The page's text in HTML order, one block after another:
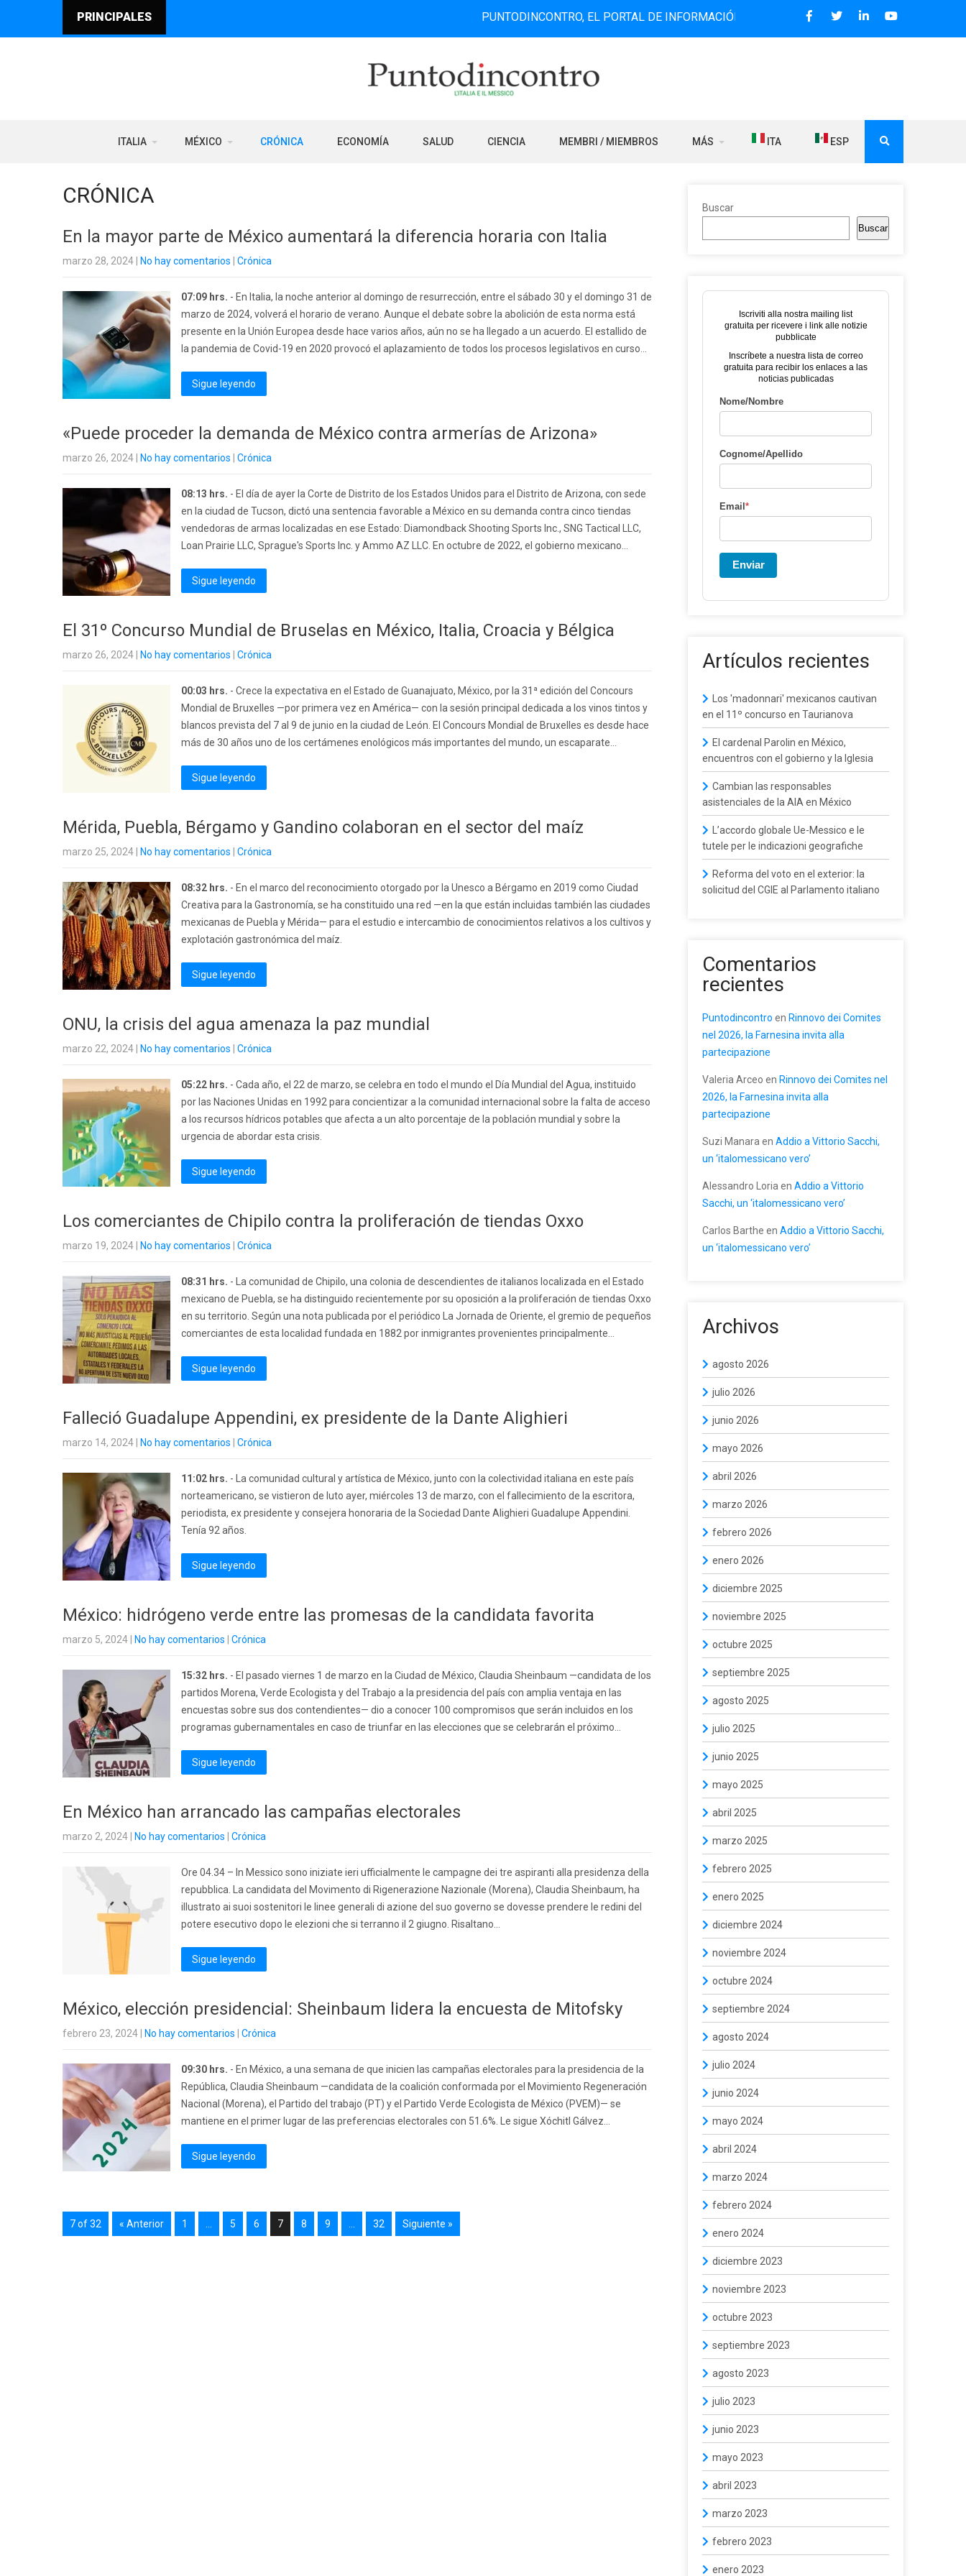
PRINCIPALES PUNTODINCONTRO, EL PORTAL DE INFORMACIÓN BILINGÜE QUE DESDE 2006 DIFUNDE NOTICIAS
ITALIA MÉXICO CRÓNICA ECONOMÍA SALUD CIENCIA MEMBRI / MIEMBROS MÁS ITA ESP
CRÓNICA
En la mayor parte de México aumentará la diferencia horaria con Italia
marzo 28, 2024 No hay comentarios Crónica
07:09 hrs. - En Italia, la noche anterior al domingo de resurrección, entre el sábado 30 y el domingo 31 de
marzo de 2024, volverá el horario de verano. Aunque el debate sobre la abolición de esta norma está
presente en la Unión Europea desde hace varios años, aún no se ha llegado a un acuerdo. El estallido de
la pandemia de Covid-19 en 2020 provocó el aplazamiento de todos los procesos legislativos en curso...
Sigue leyendo
«Puede proceder la demanda de México contra armerías de Arizona»
marzo 26, 2024 No hay comentarios Crónica
08:13 hrs. - El día de ayer la Corte de Distrito de los Estados Unidos para el Distrito de Arizona, con sede
en la ciudad de Tucson, dictó una sentencia favorable a México en su demanda contra cinco tiendas
vendedoras de armas localizadas en ese Estado: Diamondback Shooting Sports Inc., SNG Tactical LLC,
Loan Prairie LLC, Sprague's Sports Inc. y Ammo AZ LLC. En octubre de 2022, el gobierno mexicano...
Sigue leyendo
El 31º Concurso Mundial de Bruselas en México, Italia, Croacia y Bélgica
marzo 26, 2024 No hay comentarios Crónica
00:03 hrs. - Crece la expectativa en el Estado de Guanajuato, México, por la 31ª edición del Concours
Mondial de Bruxelles —por primera vez en América— con la sesión principal dedicada a los vinos tintos y
blancos prevista del 7 al 9 de junio en la ciudad de León. El Concours Mondial de Bruxelles es desde hace
más de 30 años uno de los certámenes enológicos más importantes del mundo, un escaparate...
Sigue leyendo
Mérida, Puebla, Bérgamo y Gandino colaboran en el sector del maíz
marzo 25, 2024 No hay comentarios Crónica
08:32 hrs. - En el marco del reconocimiento otorgado por la Unesco a Bérgamo en 2019 como Ciudad
Creativa para la Gastronomía, se ha constituido una red —en la que están incluidas también las ciudades
mexicanas de Puebla y Mérida— para el estudio e intercambio de conocimientos relativos a los cultivos y
explotación gastronómica del maíz.
Sigue leyendo
ONU, la crisis del agua amenaza la paz mundial
marzo 22, 2024 No hay comentarios Crónica
05:22 hrs. - Cada año, el 22 de marzo, se celebra en todo el mundo el Día Mundial del Agua, instituido
por las Naciones Unidas en 1992 para concientizar a la comunidad internacional sobre la falta de acceso
a los recursos hídricos potables que afecta a un alto porcentaje de la población mundial y sobre la
urgencia de abordar esta crisis.
Sigue leyendo
Los comerciantes de Chipilo contra la proliferación de tiendas Oxxo
marzo 19, 2024 No hay comentarios Crónica
08:31 hrs. - La comunidad de Chipilo, una colonia de descendientes de italianos localizada en el Estado
mexicano de Puebla, se ha distinguido recientemente por su oposición a la proliferación de tiendas Oxxo
en su territorio. Según una nota publicada por el periódico La Jornada de Oriente, el gremio de pequeños
comerciantes de esta localidad fundada en 1882 por inmigrantes provenientes principalmente...
Sigue leyendo
Falleció Guadalupe Appendini, ex presidente de la Dante Alighieri
marzo 14, 2024 No hay comentarios Crónica
11:02 hrs. - La comunidad cultural y artística de México, junto con la colectividad italiana en este país
norteamericano, se vistieron de luto ayer, miércoles 13 de marzo, con el fallecimiento de la escritora,
periodista, ex presidente y consejera honoraria de la Sociedad Dante Alighieri Guadalupe Appendini.
Tenía 92 años.
Sigue leyendo
México: hidrógeno verde entre las promesas de la candidata favorita
marzo 5, 2024 No hay comentarios Crónica
15:32 hrs. - El pasado viernes 1 de marzo en la Ciudad de México, Claudia Sheinbaum —candidata de los
partidos Morena, Verde Ecologista y del Trabajo a la presidencia del país con amplia ventaja en las
encuestas sobre sus dos contendientes— dio a conocer 100 compromisos que serán incluidos en los
programas gubernamentales en caso de triunfar en las elecciones que se celebrarán el próximo...
Sigue leyendo
En México han arrancado las campañas electorales
marzo 2, 2024 No hay comentarios Crónica
Ore 04.34 – In Messico sono iniziate ieri ufficialmente le campagne dei tre aspiranti alla presidenza della
repubblica. La candidata del Movimento di Rigenerazione Nazionale (Morena), Claudia Sheinbaum, ha
illustrato ai suoi sostenitori le linee generali di azione del suo governo se dovesse prendere le redini del
potere esecutivo dopo le elezioni che si terranno il 2 giugno. Risaltano…
Sigue leyendo
México, elección presidencial: Sheinbaum lidera la encuesta de Mitofsky
febrero 23, 2024 No hay comentarios Crónica
09:30 hrs. - En México, a una semana de que inicien las campañas electorales para la presidencia de la
República, Claudia Sheinbaum —candidata de la coalición conformada por el Movimiento Regeneración
Nacional (Morena), el Partido del trabajo (PT) y el Partido Verde Ecologista de México (PVEM)— se
mantiene en el primer lugar de las preferencias electorales con 51.6%. Le sigue Xóchitl Gálvez...
Sigue leyendo
7 of 32 « Anterior 1 5 6 7 8 9 32 Siguiente »
Buscar
Buscar
Iscriviti alla nostra mailing list
gratuita per ricevere i link alle notizie
pubblicate
Inscríbete a nuestra lista de correo
gratuita para recibir los enlaces a las
noticias publicadas
Nome/Nombre
Cognome/Apellido
Email *
Enviar
Artículos recientes
Los 'madonnari' mexicanos cautivan
en el 11º concurso en Taurianova
El cardenal Parolin en México,
encuentros con el gobierno y la Iglesia
Cambian las responsables
asistenciales de la AIA en México
L’accordo globale Ue-Messico e le
tutele per le indicazioni geografiche
Reforma del voto en el exterior: la
solicitud del CGIE al Parlamento italiano
Comentarios
recientes
Puntodincontro en Rinnovo dei Comites
nel 2026, la Farnesina invita alla
partecipazione
Valeria Arceo en Rinnovo dei Comites nel
2026, la Farnesina invita alla
partecipazione
Suzi Manara en Addio a Vittorio Sacchi,
un ‘italomessicano vero’
Alessandro Loria en Addio a Vittorio
Sacchi, un ‘italomessicano vero’
Carlos Barthe en Addio a Vittorio Sacchi,
un ‘italomessicano vero’
Archivos
agosto 2026
julio 2026
junio 2026
mayo 2026
abril 2026
marzo 2026
febrero 2026
enero 2026
diciembre 2025
noviembre 2025
octubre 2025
septiembre 2025
agosto 2025
julio 2025
junio 2025
mayo 2025
abril 2025
marzo 2025
febrero 2025
enero 2025
diciembre 2024
noviembre 2024
octubre 2024
septiembre 2024
agosto 2024
julio 2024
junio 2024
mayo 2024
abril 2024
marzo 2024
febrero 2024
enero 2024
diciembre 2023
noviembre 2023
octubre 2023
septiembre 2023
agosto 2023
julio 2023
junio 2023
mayo 2023
abril 2023
marzo 2023
febrero 2023
enero 2023